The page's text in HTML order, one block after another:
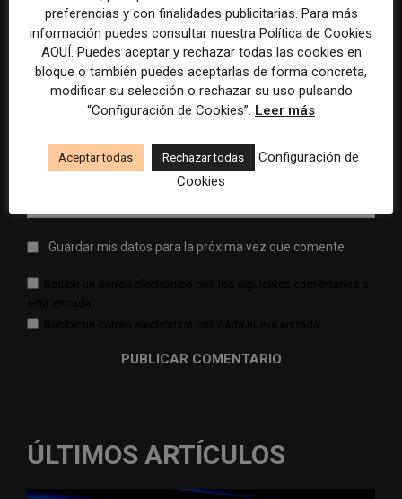
Comentario:
web:
Guardar mis datos para la próxima vez que comente
ÚLTIMOS ARTÍCULOS
preferencias y con finalidades publicitarias. Para más
información puedes consultar nuestra Política de Cookies
AQUÍ. Puedes aceptar y rechazar todas las cookies en
bloque o también puedes aceptarlas de forma concreta,
modificar su selección o rechazar su uso pulsando
“Configuración de Cookies”. Leer más
Aceptar todas Rechazar todas
Configuración de
Cookies